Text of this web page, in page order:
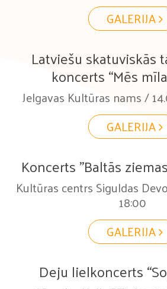
GALERIJA
Latviešu skatuviskās
koncerts “Mēs
Jelgavas Kultūras nams /
GALERIJA
Koncerts "Baltās
Kultūras centrs Siguldas
18:00
GALERIJA
Deju lielkoncerts